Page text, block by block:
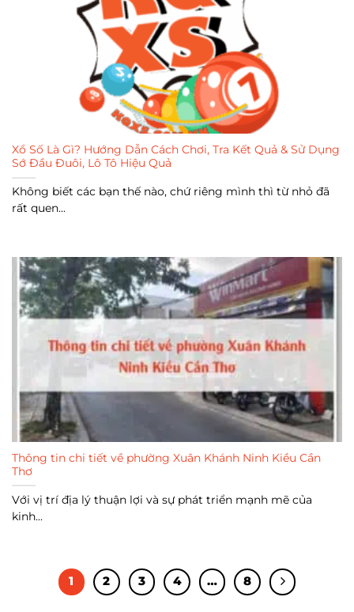
Xổ Số Là Gì? Hướng Dẫn Cách Chơi, Tra Kết Quả & Sử Dụng
Sớ Đầu Đuôi, Lô Tô Hiệu Quả
Không biết các bạn thế nào, chứ riêng mình thì từ nhỏ đã
rất quen...
Thông tin chi tiết về phường Xuân Khánh Ninh Kiều Cần
Thơ
Với vị trí địa lý thuận lợi và sự phát triển mạnh mẽ của
kinh...
1 2 3 4 … 8